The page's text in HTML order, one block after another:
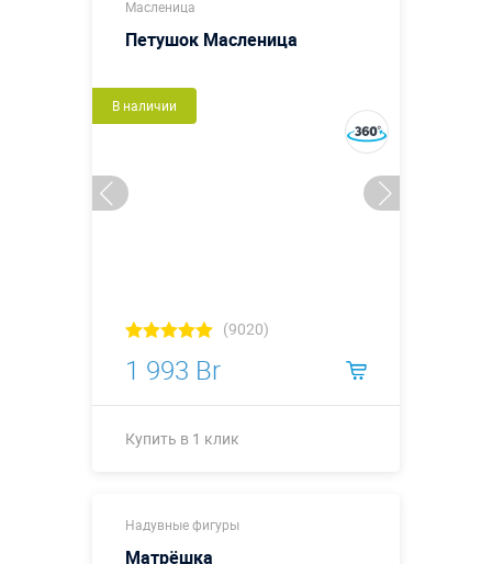
Масленица
Петушок Масленица
В наличии
(9020)
1 993 Br
Купить в 1 клик
Надувные фигуры
Матрёшка